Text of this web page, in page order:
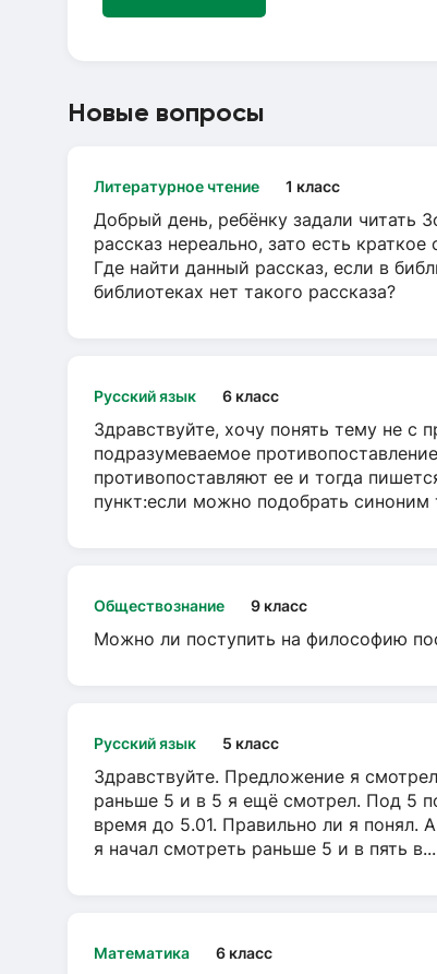
Новые вопросы
Литературное чтение 1 класс
Добрый день, ребёнку задали читать
рассказ нереально, зато есть
Где найти данный рассказ, если в
библиотеках нет такого рассказа?
Русский язык 6 класс
Здравствуйте, хочу понять тему не с
подразумеваемое
противопоставляют ее и тогда
пункт:если можно подобрать
Обществознание 9 класс
Можно ли поступить на философию
Русский язык 5 класс
Здравствуйте. Предложение я
раньше 5 и в 5 я ещё смотрел. Под 5
время до 5.01. Правильно ли я понял.
я начал смотреть раньше 5 и в пять в...
Математика 6 класс